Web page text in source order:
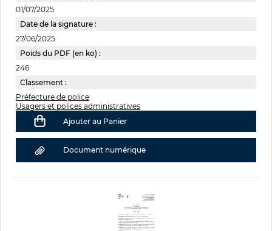
01/07/2025
Date de la signature :
27/06/2025
Poids du PDF (en ko) :
246
Classement :
Préfecture de police
Usagers et polices administratives
Ajouter au Panier
Document numérique